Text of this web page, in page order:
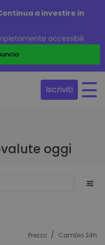
a investire in
accessibili.
Iscriviti
oggi
Prezzo / Cambio 24h